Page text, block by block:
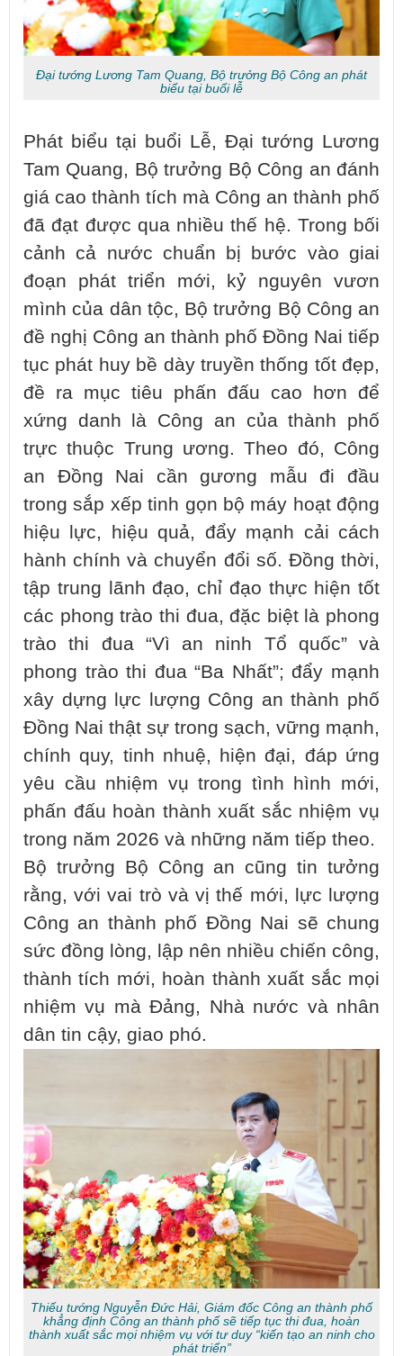
Đại tướng Lương Tam Quang, Bộ trưởng Bộ Công an phát
biểu tại buổi lễ
Phát biểu tại buổi Lễ, Đại tướng Lương
Tam Quang, Bộ trưởng Bộ Công an đánh
giá cao thành tích mà Công an thành phố
đã đạt được qua nhiều thế hệ. Trong bối
cảnh cả nước chuẩn bị bước vào giai
đoạn phát triển mới, kỷ nguyên vươn
mình của dân tộc, Bộ trưởng Bộ Công an
đề nghị Công an thành phố Đồng Nai tiếp
tục phát huy bề dày truyền thống tốt đẹp,
đề ra mục tiêu phấn đấu cao hơn để
xứng danh là Công an của thành phố
trực thuộc Trung ương. Theo đó, Công
an Đồng Nai cần gương mẫu đi đầu
trong sắp xếp tinh gọn bộ máy hoạt động
hiệu lực, hiệu quả, đẩy mạnh cải cách
hành chính và chuyển đổi số. Đồng thời,
tập trung lãnh đạo, chỉ đạo thực hiện tốt
các phong trào thi đua, đặc biệt là phong
trào thi đua “Vì an ninh Tổ quốc” và
phong trào thi đua “Ba Nhất”; đẩy mạnh
xây dựng lực lượng Công an thành phố
Đồng Nai thật sự trong sạch, vững mạnh,
chính quy, tinh nhuệ, hiện đại, đáp ứng
yêu cầu nhiệm vụ trong tình hình mới,
phấn đấu hoàn thành xuất sắc nhiệm vụ
trong năm 2026 và những năm tiếp theo.
Bộ trưởng Bộ Công an cũng tin tưởng
rằng, với vai trò và vị thế mới, lực lượng
Công an thành phố Đồng Nai sẽ chung
sức đồng lòng, lập nên nhiều chiến công,
thành tích mới, hoàn thành xuất sắc mọi
nhiệm vụ mà Đảng, Nhà nước và nhân
dân tin cậy, giao phó.
Thiếu tướng Nguyễn Đức Hải, Giám đốc Công an thành phố
khẳng định Công an thành phố sẽ tiếp tục thi đua, hoàn
thành xuất sắc mọi nhiệm vụ với tư duy “kiến tạo an ninh cho
phát triển”